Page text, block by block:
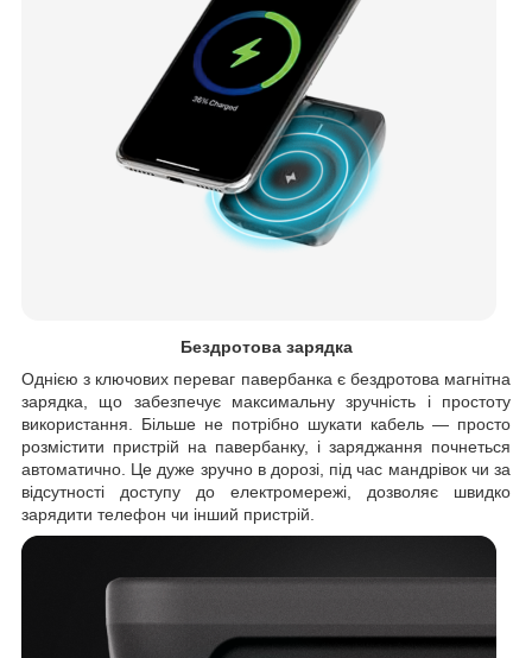
Бездротова зарядка
Однією з ключових переваг павербанка є бездротова магнітна
зарядка, що забезпечує максимальну зручність і простоту
використання. Більше не потрібно шукати кабель — просто
розмістити пристрій на павербанку, і заряджання почнеться
автоматично. Це дуже зручно в дорозі, під час мандрівок чи за
відсутності доступу до електромережі, дозволяє швидко
зарядити телефон чи інший пристрій.